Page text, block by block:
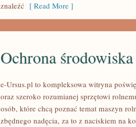
znaleźć [ Read More ]
Ochrona
e-Ursus.pl to kompleksowa witryna
oraz szeroko rozumianej sprzętowi
osób, które chcą poznać temat maszyn
zbędnego nadęcia, za to z naciskiem na